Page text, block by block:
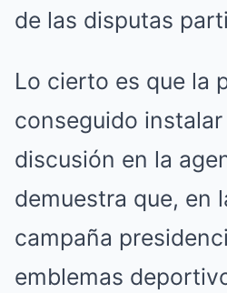
de las disputas
Lo cierto es que la
conseguido
discusión en la
demuestra que, en
campaña
emblemas